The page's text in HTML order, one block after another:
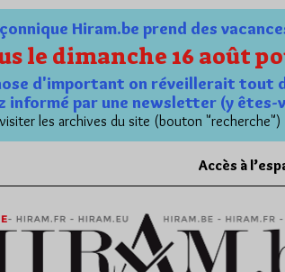
Hiram.be prend des
le dimanche 16 août
d'important on réveillerait tout
informé par une newsletter (y êtes-
les archives du site (bouton
Accès à